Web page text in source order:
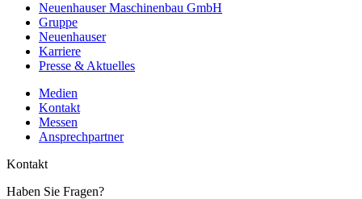
Neuenhauser Maschinenbau GmbH
Gruppe
Neuenhauser
Karriere
Presse & Aktuelles
Medien
Kontakt
Messen
Ansprechpartner
Kontakt
Haben Sie Fragen?